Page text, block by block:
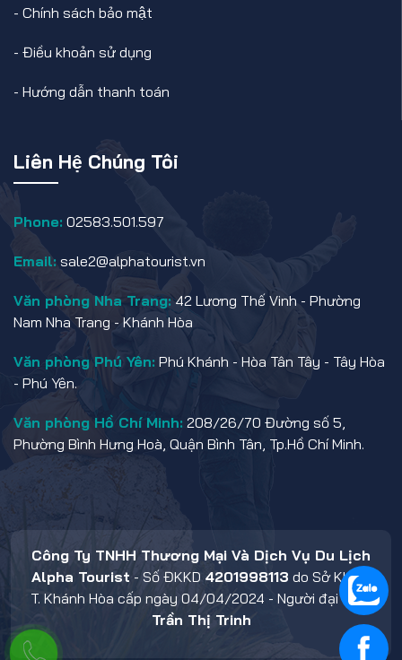
- Chính sách bảo mật
- Điều khoản sử dụng
- Hướng dẫn thanh toán
Liên Hệ Chúng Tôi
Phone: 02583.501.597
Email: sale2@alphatourist.vn
Văn phòng Nha Trang:42 Lương Thế Vinh - Phường
Nam Nha Trang - Khánh Hòa
Văn phòng Phú Yên: Phú Khánh - Hòa Tân Tây - Tây Hòa
- Phú Yên.
Văn phòng Hồ Chí Minh: 208/26/70 Đường số 5,
Phường Bình Hưng Hoà, Quận Bình Tân, Tp.Hồ Chí Minh.
Công Ty TNHH Thương Mại Và Dịch Vụ Du Lịch
Alpha Tourist - Số ĐKKD 4201998113 do Sở KHĐT
T. Khánh Hòa cấp ngày 04/04/2024 - Người đại diện:
Trần Thị Trinh